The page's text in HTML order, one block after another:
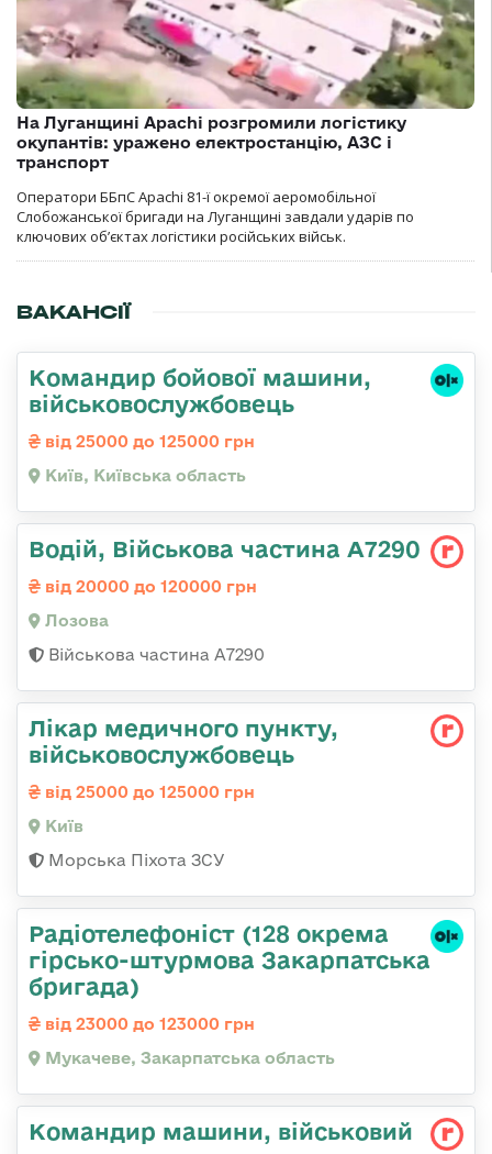
На Луганщині Apachi розгромили логістику
окупантів: уражено електростанцію, АЗС і
транспорт
Оператори ББпС Apachi 81-ї окремої аеромобільної
Слобожанської бригади на Луганщині завдали ударів по
ключових об’єктах логістики російських військ.
ВАКАНСІЇ
Командиp бойової машини,
військовослужбовець
від 25000 до 125000 грн
Київ, Київська область
Водій, Військова частина А7290
від 20000 до 120000 грн
Лозова
Військова частина А7290
Лікар медичного пункту,
військовослужбовець
від 25000 до 125000 грн
Київ
Морська Піхота ЗСУ
Радіотелефоніст (128 окрема
гірсько-штурмова Закарпатська
бригада)
від 23000 до 123000 грн
Мукачеве, Закарпатська область
Командир машини, військовий